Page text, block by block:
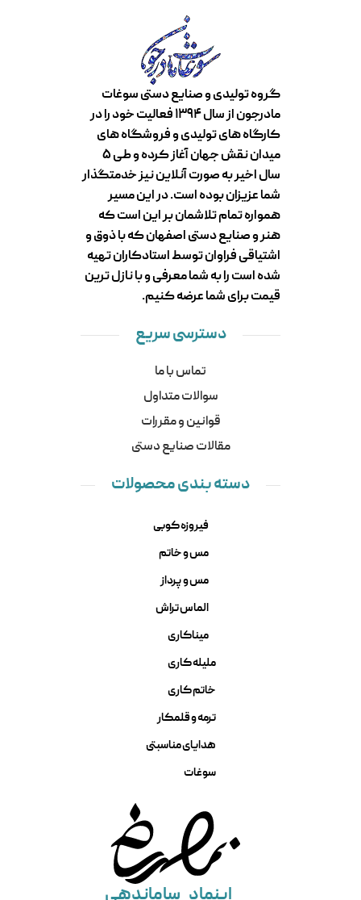
گروه تولیدی و صنایع دستی سوغات
مادرجون از سال ۱۳۹۴ فعالیت خود را در
کارگاه های تولیدی و فروشگاه های
میدان نقش جهان آغاز کرده و طی ۵
سال اخیر به صورت آنلاین نیز خدمتگذار
شما عزیزان بوده است. در این مسیر
همواره تمام تلاشمان بر این است که
هنر و صنایع دستی اصفهان که با ذوق و
اشتیاقی فراوان توسط استادکاران تهیه
شده است را به شما معرفی و با نازل ترین
قیمت برای شما عرضه کنیم.
دسترسی سریع
تماس با ما
سوالات متداول
قوانین و مقررات
مقالات صنایع دستی
دسته بندی محصولات
فیروزه کوبی
مس و خاتم
مس و پرداز
الماس تراش
میناکاری
ملیله کاری
خاتم کاری
ترمه و قلمکار
هدایای مناسبتی
سوغات